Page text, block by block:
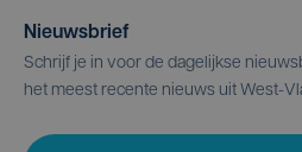
Nieuwsbrief
Schrijf je in voor de dagelijkse
het meest recente nieuws uit West-